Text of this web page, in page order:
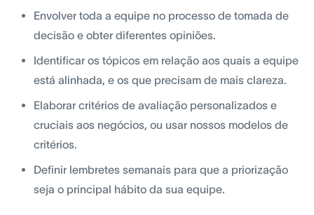
Envolver toda a equipe no processo de tomada de
decisão e obter diferentes opiniões.
Identificar os tópicos em relação aos quais a equipe
está alinhada, e os que precisam de mais clareza.
Elaborar critérios de avaliação personalizados e
cruciais aos negócios, ou usar nossos modelos de
critérios.
Definir lembretes semanais para que a priorização
seja o principal hábito da sua equipe.